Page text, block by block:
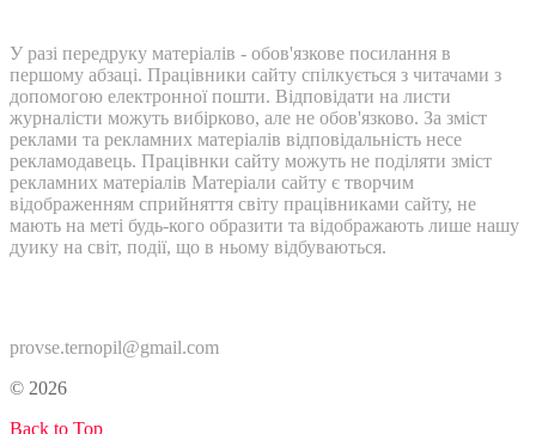
У разі передруку матеріалів - обов'язкове посилання в
першому абзаці. Працівники сайту спілкується з читачами з
допомогою електронної пошти. Відповідати на листи
журналісти можуть вибірково, але не обов'язково. За зміст
реклами та рекламних матеріалів відповідальність несе
рекламодавець. Працівнки сайту можуть не поділяти зміст
рекламних матеріалів Матеріали сайту є творчим
відображенням сприйняття світу працівниками сайту, не
мають на меті будь-кого образити та відображають лише нашу
дуику на світ, події, що в ньому відбуваються.
provse.ternopil@gmail.com
© 2026
Back to Top